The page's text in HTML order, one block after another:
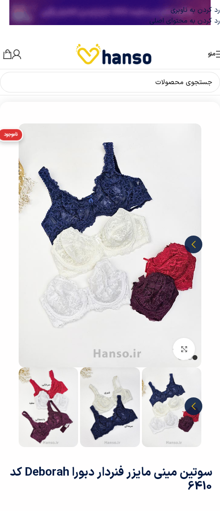
رد کردن به ناوبری
رد کردن به محتوای اصلی
منو
خانه/سوتین زنانه
ناموجود
بزرگنمایی تصویر
سوتین مینی مایزر فنردار دبورا Deborah کد
6410